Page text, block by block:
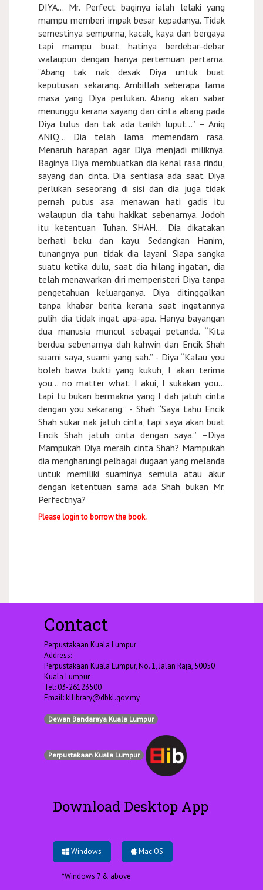
DIYA... Mr. Perfect baginya ialah lelaki yang
mampu memberi impak besar kepadanya. Tidak
semestinya sempurna, kacak, kaya dan bergaya
tapi mampu buat hatinya berdebar-debar
walaupun dengan hanya pertemuan pertama.
“Abang tak nak desak Diya untuk buat
keputusan sekarang. Ambillah seberapa lama
masa yang Diya perlukan. Abang akan sabar
menunggu kerana sayang dan cinta abang pada
Diya tulus dan tak ada tarikh luput...” – Aniq
ANIQ... Dia telah lama memendam rasa.
Menaruh harapan agar Diya menjadi miliknya.
Baginya Diya membuatkan dia kenal rasa rindu,
sayang dan cinta. Dia sentiasa ada saat Diya
perlukan seseorang di sisi dan dia juga tidak
pernah putus asa menawan hati gadis itu
walaupun dia tahu hakikat sebenarnya. Jodoh
itu ketentuan Tuhan. SHAH... Dia dikatakan
berhati beku dan kayu. Sedangkan Hanim,
tunangnya pun tidak dia layani. Siapa sangka
suatu ketika dulu, saat dia hilang ingatan, dia
telah menawarkan diri memperisteri Diya tanpa
pengetahuan keluarganya. Diya ditinggalkan
tanpa khabar berita kerana saat ingatannya
pulih dia tidak ingat apa-apa. Hanya bayangan
dua manusia muncul sebagai petanda. “Kita
berdua sebenarnya dah kahwin dan Encik Shah
suami saya, suami yang sah.” - Diya “Kalau you
boleh bawa bukti yang kukuh, I akan terima
you… no matter what. I akui, I sukakan you...
tapi tu bukan bermakna yang I dah jatuh cinta
dengan you sekarang.” - Shah “Saya tahu Encik
Shah sukar nak jatuh cinta, tapi saya akan buat
Encik Shah jatuh cinta dengan saya.” –Diya
Mampukah Diya meraih cinta Shah? Mampukah
dia mengharungi pelbagai dugaan yang melanda
untuk memiliki suaminya semula atau akur
dengan ketentuan sama ada Shah bukan Mr.
Perfectnya?
Please login to borrow the book.
Contact
Perpustakaan Kuala Lumpur
Address:
Perpustakaan Kuala Lumpur, No. 1, Jalan Raja, 50050
Kuala Lumpur
Tel: 03-26123500
Email:kllibrary@dbkl.gov.my
Dewan Bandaraya Kuala Lumpur
Perpustakaan Kuala Lumpur
Download Desktop App
Windows Mac OS
*Windows 7 & above